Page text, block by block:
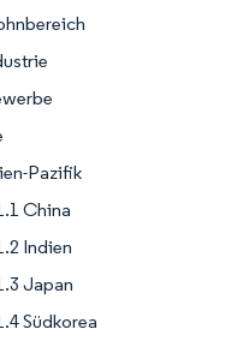
Pazifik
China
Indien
Japan
Südkorea